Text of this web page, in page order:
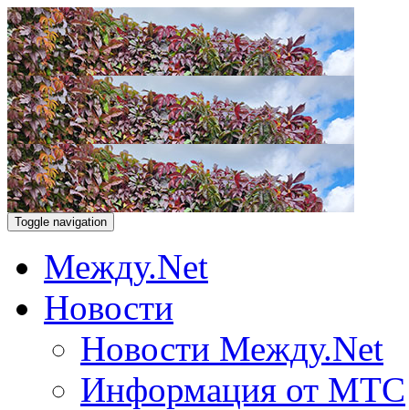
Toggle navigation
Между.Net
Новости
Новости Между.Net
Информация от МТС